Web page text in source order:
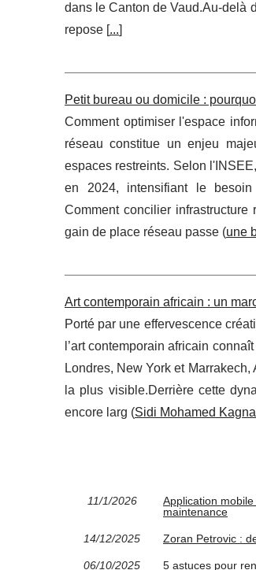
dans le Canton de Vaud.Au-delà
repose [...]
Petit bureau ou domicile :
Comment optimiser l'espace
réseau constitue un enjeu
espaces restreints. Selon
en 2024, intensifiant le besoin
Comment concilier
gain de place réseau passe (une
Art contemporain africain : un
Porté par une effervescence
l’art contemporain africain
Londres, New York et
la plus visible.Derrière cette
encore larg (Sidi Mohamed
11/1/2026
Application
maintenance
14/12/2025 Zoran Petrovic :
06/10/2025 5 astuces pour